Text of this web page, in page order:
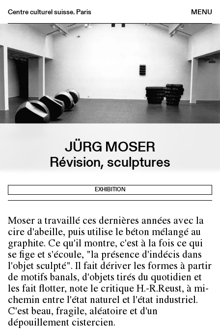
MENU
Centre culturel suisse. Paris
Agenda
Bookshop
Buvette
Archives
Medias
Publications
About
JÜRG MOSER
Révision, sculptures
EXHIBITION
Moser a travaillé ces dernières années avec la
cire d'abeille, puis utilise le béton mélangé au
graphite. Ce qu'il montre, c'est à la fois ce qui
se fige et s'écoule, "la présence d'indécis dans
l'objet sculpté". Il fait dériver les formes à partir
de motifs banals, d'objets tirés du quotidien et
les fait flotter, note le critique H.-R.Reust, à mi-
chemin entre l'état naturel et l'état industriel.
C'est beau, fragile, aléatoire et d'un
dépouillement cistercien.